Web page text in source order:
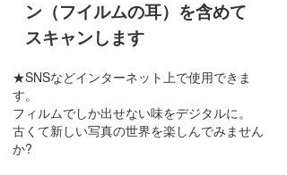
ン（フイルムの耳）を含めて
スキャンします
★SNSなどインターネット上で使用できま
す。
フィルムでしか出せない味をデジタルに。
古くて新しい写真の世界を楽しんでみません
か?